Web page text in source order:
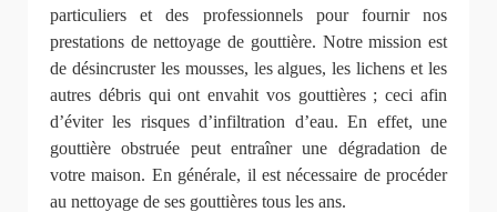
particuliers et des professionnels pour fournir nos
prestations de nettoyage de gouttière. Notre mission est
de désincruster les mousses, les algues, les lichens et les
autres débris qui ont envahit vos gouttières ; ceci afin
d’éviter les risques d’infiltration d’eau. En effet, une
gouttière obstruée peut entraîner une dégradation de
votre maison. En générale, il est nécessaire de procéder
au nettoyage de ses gouttières tous les ans.